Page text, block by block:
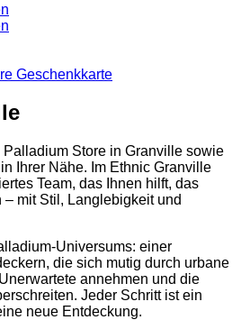
Geschenkkarte
Store in Granville sowie
Ihrer Nähe. Im Ethnic Granville
Team, das Ihnen hilft, das
– mit Stil, Langlebigkeit und
Universums: einer
die sich mutig durch urbane
annehmen und die
Jeder Schritt ist ein
neue Entdeckung.